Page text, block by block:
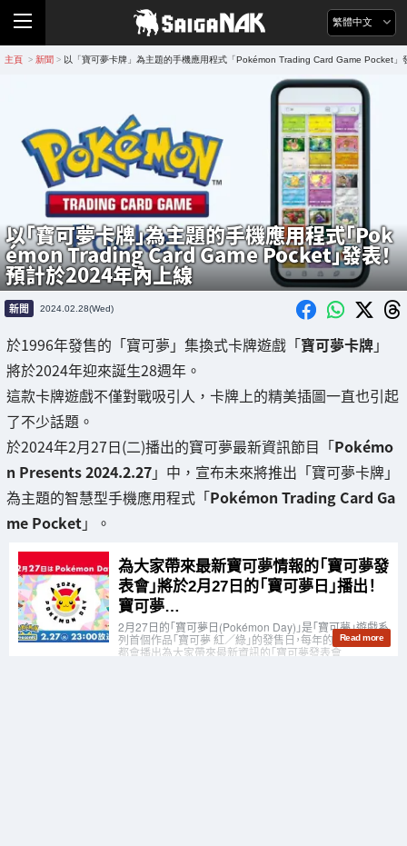
繁體中文
主頁 > 新聞 > 以「寶可夢卡牌」為主題的手機應用程式「Pokémon Trading Card Game Pocket」
以「寶可夢卡牌」為主題的手機應用程式「Pok
émon Trading Card Game Pocket」發表！
預計於2024年內上線
新聞 2024.02.28(Wed)
於1996年發售的「寶可夢」集換式卡牌遊戲「寶可夢卡牌」
將於2024年迎來誕生28週年。
這款卡牌遊戲不僅對戰吸引人，卡牌上的精美插圖一直也引起
了不少話題。
於2024年2月27日(二)播出的寶可夢最新資訊節目「Pokémo
n Presents 2024.2.27」中，宣布未來將推出「寶可夢卡牌」
為主題的智慧型手機應用程式「Pokémon Trading Card Ga
me Pocket」。